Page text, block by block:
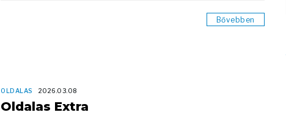
Bővebben
OLDALAS 2026.03.08
Oldalas Extra